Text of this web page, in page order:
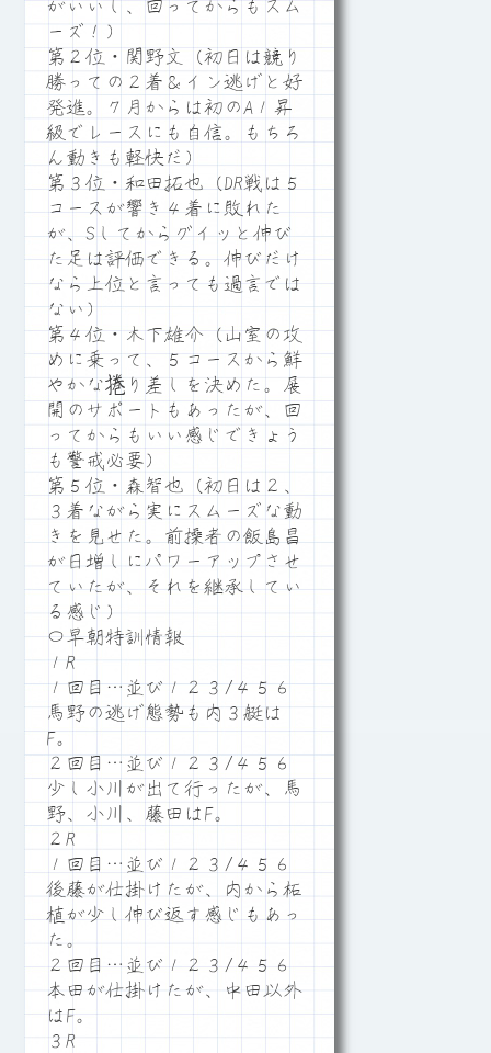
がいいし、回ってからもスム
ーズ！）
第２位・関野文（初日は競り
勝っての２着＆イン逃げと好
発進。７月からは初のA１昇
級でレースにも自信。もちろ
ん動きも軽快だ）
第３位・和田拓也（DR戦は５
コースが響き４着に敗れた
が、Sしてからグイッと伸び
た足は評価できる。伸びだけ
なら上位と言っても過言では
ない）
第４位・木下雄介（山室の攻
めに乗って、５コースから鮮
やかな捲り差しを決めた。展
開のサポートもあったが、回
ってからもいい感じできょう
も警戒必要）
第５位・森智也（初日は２、
３着ながら実にスムーズな動
きを見せた。前操者の飯島昌
が日増しにパワーアップさせ
ていたが、それを継承してい
る感じ）
〇早朝特訓情報
１R
１回目…並び１２３/４５６
馬野の逃げ態勢も内３艇は
F。
２回目…並び１２３/４５６
少し小川が出て行ったが、馬
野、小川、藤田はF。
２R
１回目…並び１２３/４５６
後藤が仕掛けたが、内から柘
植が少し伸び返す感じもあっ
た。
２回目…並び１２３/４５６
本田が仕掛けたが、中田以外
はF。
３R